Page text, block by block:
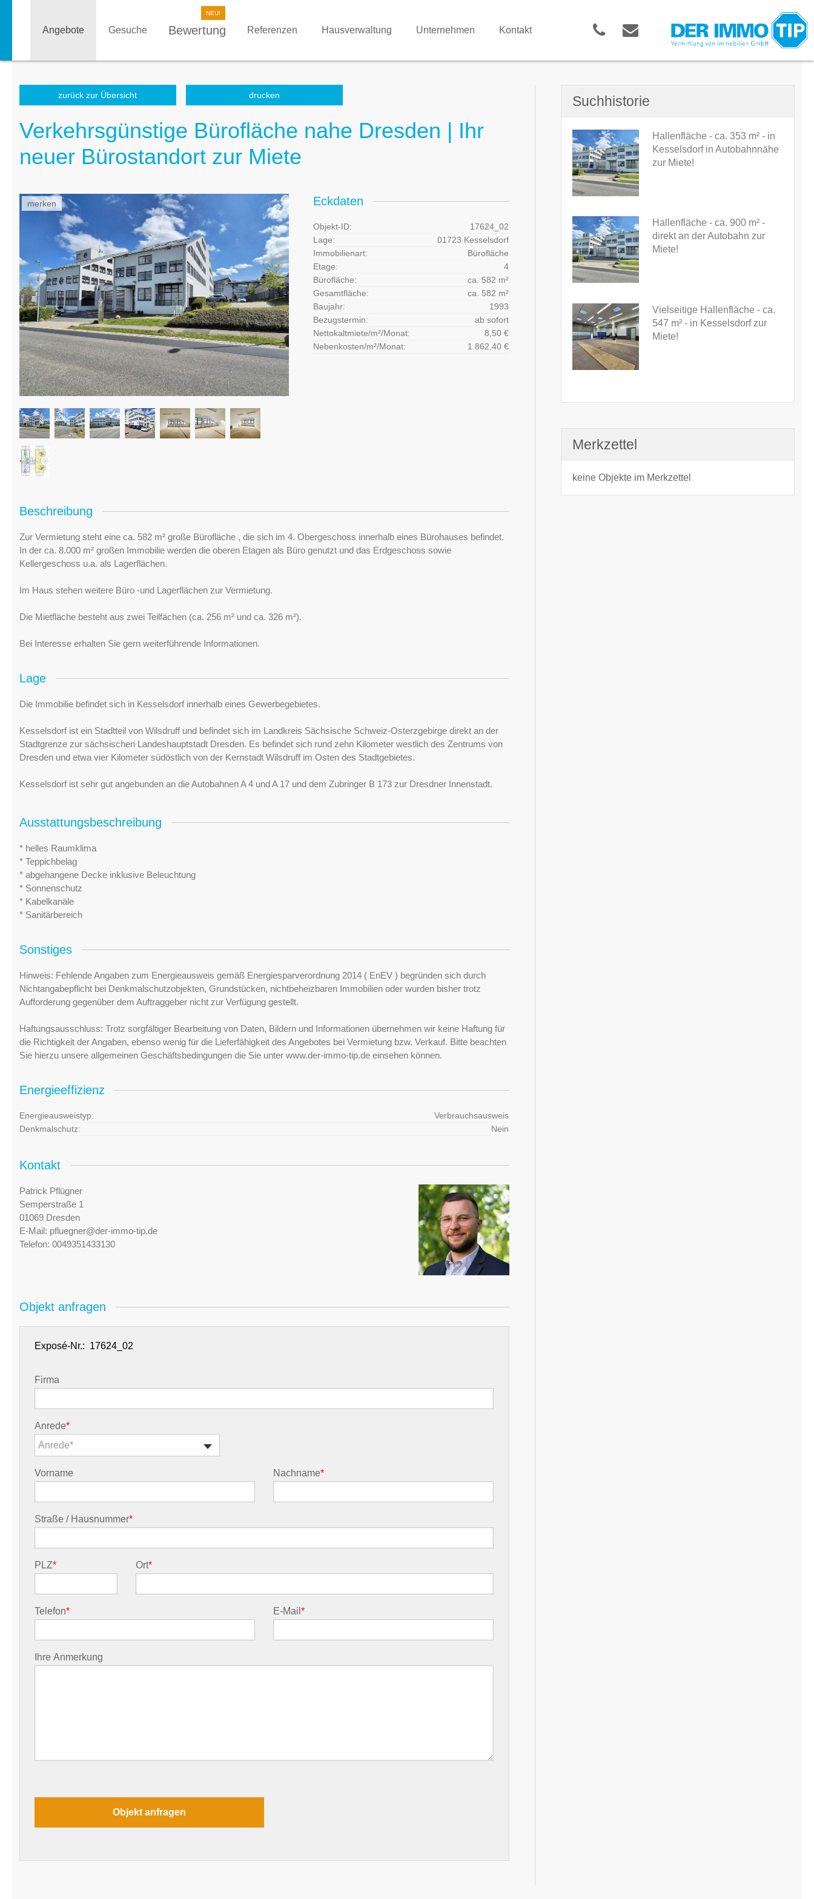
Angebote Gesuche Bewertung Referenzen Hausverwaltung Unternehmen Kontakt
zurück zur Übersicht drucken
Verkehrsgünstige Bürofläche nahe Dresden | Ihr
neuer Bürostandort zur Miete
merken Eckdaten
Objekt-ID:
17624_02
Lage:
01723 Kesselsdorf
Immobilienart:
Bürofläche
Etage:
4
Bürofläche:
ca. 582 m²
Gesamtfläche:
ca. 582 m²
Baujahr:
1993
Bezugstermin:
ab sofort
Nettokaltmiete/m²/Monat:
8,50 €
Nebenkosten/m²/Monat:
1.862,40 €
Beschreibung
Zur Vermietung steht eine ca. 582 m² große Bürofläche , die sich im 4. Obergeschoss innerhalb eines Bürohauses befindet.
In der ca. 8.000 m² großen Immobilie werden die oberen Etagen als Büro genutzt und das Erdgeschoss sowie
Kellergeschoss u.a. als Lagerflächen.
Im Haus stehen weitere Büro -und Lagerflächen zur Vermietung.
Die Mietfläche besteht aus zwei Teilfächen (ca. 256 m² und ca. 326 m²).
Bei Interesse erhalten Sie gern weiterführende Informationen.
Lage
Die Immobilie befindet sich in Kesselsdorf innerhalb eines Gewerbegebietes.
Kesselsdorf ist ein Stadtteil von Wilsdruff und befindet sich im Landkreis Sächsische Schweiz-Osterzgebirge direkt an der
Stadtgrenze zur sächsischen Landeshauptstadt Dresden. Es befindet sich rund zehn Kilometer westlich des Zentrums von
Dresden und etwa vier Kilometer südöstlich von der Kernstadt Wilsdruff im Osten des Stadtgebietes.
Kesselsdorf ist sehr gut angebunden an die Autobahnen A 4 und A 17 und dem Zubringer B 173 zur Dresdner Innenstadt.
Ausstattungsbeschreibung
* helles Raumklima
* Teppichbelag
* abgehangene Decke inklusive Beleuchtung
* Sonnenschutz
* Kabelkanäle
* Sanitärbereich
Sonstiges
Hinweis: Fehlende Angaben zum Energieausweis gemäß Energiesparverordnung 2014 ( EnEV ) begründen sich durch
Nichtangabepflicht bei Denkmalschutzobjekten, Grundstücken, nichtbeheizbaren Immobilien oder wurden bisher trotz
Aufforderung gegenüber dem Auftraggeber nicht zur Verfügung gestellt.
Haftungsausschluss: Trotz sorgfältiger Bearbeitung von Daten, Bildern und Informationen übernehmen wir keine Haftung für
die Richtigkeit der Angaben, ebenso wenig für die Lieferfähigkeit des Angebotes bei Vermietung bzw. Verkauf. Bitte beachten
Sie hierzu unsere allgemeinen Geschäftsbedingungen die Sie unter www.der-immo-tip.de einsehen können.
Energieeffizienz
Energieausweistyp:
Verbrauchsausweis
Denkmalschutz:
Nein
Kontakt
Patrick Pflügner
Semperstraße 1
01069 Dresden
E-Mail: pfluegner@der-immo-tip.de
Telefon: 0049351433130
Objekt anfragen
Exposé-Nr.:
Firma
Anrede*
Anrede*
Vorname Nachname*
Straße / Hausnummer*
PLZ* Ort*
Telefon* E-Mail*
Ihre Anmerkung
Suchhistorie
Hallenfläche - ca. 353 m² - in
Kesselsdorf in Autobahnnähe
zur Miete!
Hallenfläche - ca. 900 m² -
direkt an der Autobahn zur
Miete!
Vielseitige Hallenfläche - ca.
547 m² - in Kesselsdorf zur
Miete!
Merkzettel
keine Objekte im Merkzettel